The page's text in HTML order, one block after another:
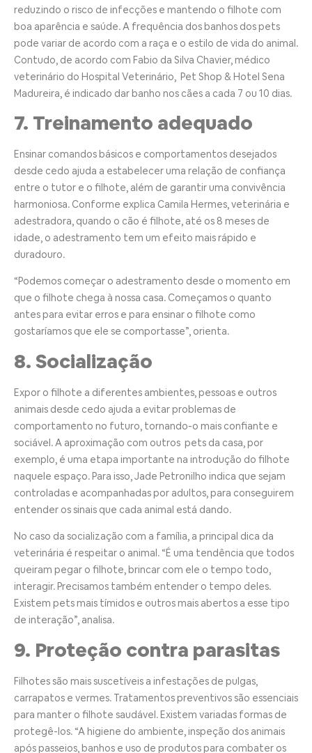
reduzindo o risco de infecções e mantendo o filhote com
boa aparência e saúde. A frequência dos banhos dos pets
pode variar de acordo com a raça e o estilo de vida do animal.
Contudo, de acordo com Fabio da Silva Chavier, médico
veterinário do Hospital Veterinário, Pet Shop & Hotel Sena
Madureira, é indicado dar banho nos cães a cada 7 ou 10 dias.
7. Treinamento adequado
Ensinar comandos básicos e comportamentos desejados
desde cedo ajuda a estabelecer uma relação de confiança
entre o tutor e o filhote, além de garantir uma convivência
harmoniosa. Conforme explica Camila Hermes, veterinária e
adestradora, quando o cão é filhote, até os 8 meses de
idade, o adestramento tem um efeito mais rápido e
duradouro.
“Podemos começar o adestramento desde o momento em
que o filhote chega à nossa casa. Começamos o quanto
antes para evitar erros e para ensinar o filhote como
gostaríamos que ele se comportasse”, orienta.
8. Socialização
Expor o filhote a diferentes ambientes, pessoas e outros
animais desde cedo ajuda a evitar problemas de
comportamento no futuro, tornando-o mais confiante e
sociável. A aproximação com outros pets da casa, por
exemplo, é uma etapa importante na introdução do filhote
naquele espaço. Para isso, Jade Petronilho indica que sejam
controladas e acompanhadas por adultos, para conseguirem
entender os sinais que cada animal está dando.
No caso da socialização com a família, a principal dica da
veterinária é respeitar o animal. “É uma tendência que todos
queiram pegar o filhote, brincar com ele o tempo todo,
interagir. Precisamos também entender o tempo deles.
Existem pets mais tímidos e outros mais abertos a esse tipo
de interação”, analisa.
9. Proteção contra parasitas
Filhotes são mais suscetíveis a infestações de pulgas,
carrapatos e vermes. Tratamentos preventivos são essenciais
para manter o filhote saudável. Existem variadas formas de
protegê-los. “A higiene do ambiente, inspeção dos animais
após passeios, banhos e uso de produtos para combater os